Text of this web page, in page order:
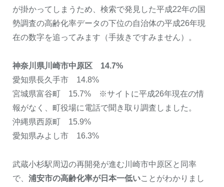
が掛かってしまうため、検索で発見した平成22年の国
勢調査の高齢化率データの下位の自治体の平成26年現
在の数字を追ってみます（手抜きですみません）。
神奈川県川崎市中原区 14.7%
愛知県長久手市 14.8%
宮城県富谷町 15.7% ※サイトに平成26年現在の情
報がなく、町役場に電話で聞き取り調査しました。
沖縄県西原町 15.9%
愛知県みよし市 16.3%
武蔵小杉駅周辺の再開発が進む川崎市中原区と同率
で、 浦安市の高齢化率が日本一低いことがわかりまし